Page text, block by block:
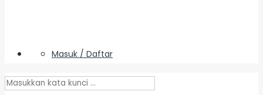
Masuk / Daftar